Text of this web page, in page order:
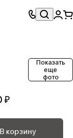
Показать
еще
фото
₽
В корзину